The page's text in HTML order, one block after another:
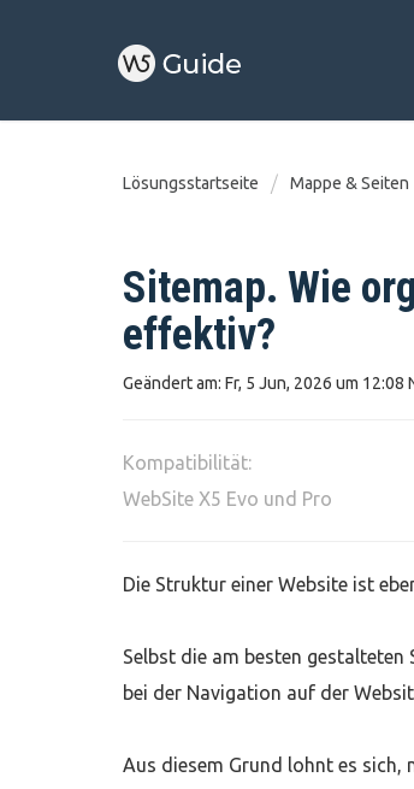
Lösungsstartseite Mappe & Seiten
Sitemap. Wie
effektiv?
Geändert am: Fr, 5 Jun, 2026 um 12:08
Kompatibilität:
WebSite X5 Evo und Pro
Die Struktur einer Website ist
Selbst die am besten
bei der Navigation auf der
Aus diesem Grund lohnt es sich,